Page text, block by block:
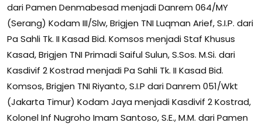
dari Pamen Denmabesad menjadi Danrem 064/MY
(Serang) Kodam III/Slw, Brigjen TNI Luqman Arief, S.I.P. dari
Pa Sahli Tk. II Kasad Bid. Komsos menjadi Staf Khusus
Kasad, Brigjen TNI Primadi Saiful Sulun, S.Sos. M.Si. dari
Kasdivif 2 Kostrad menjadi Pa Sahli Tk. II Kasad Bid.
Komsos, Brigjen TNI Riyanto, S.I.P dari Danrem 051/Wkt
(Jakarta Timur) Kodam Jaya menjadi Kasdivif 2 Kostrad,
Kolonel Inf Nugroho Imam Santoso, S.E., M.M. dari Pamen